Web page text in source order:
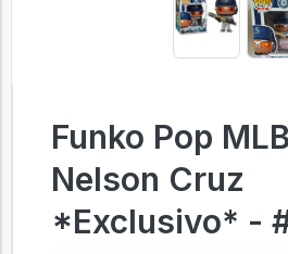
Funko Pop